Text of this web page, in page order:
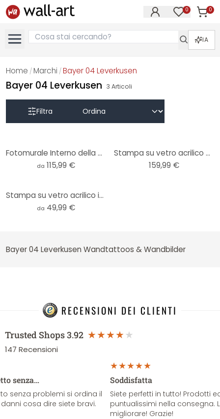
0 0
IA
Home / Marchi /Bayer 04 Leverkusen
Bayer 04 Leverkusen 3 Articoli
Filtra
Fotomurale Interno della BayArena
da 115,99 €
Stampa su vetro acrilico vista aerea BayArena di notte
159,99 €
Stampa su vetro acrilico interno BayArena
da 49,99 €
Bayer 04 Leverkusen Wandtattoos & Wandbilder
RECENSIONI DEI CLIENTI
Trusted Shops3.92
147 Recensioni
senza…
senza problemi si ordina il
cosa dire siete bravi.
Soddisfatta
Siete perfetti in tutto! Prodotti
puntualissimi nella consegna.
migliorare! Grazie!